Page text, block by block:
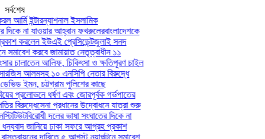
সর্বশেষ
ইন্টারন্যাশনাল ইসলামিক
দিকে না যাওয়ার আহ্বান ফখরুলেরবাংলাদেশকে
করলেন ইউএই প্রেসিডেন্টজুলাই সনদ
করবে জামায়াত নেতৃত্বাধীন ১১
চালাতেন আলিফ, চিকিৎসা ও ক্ষতিপূরণ চাইল
আলমসহ ১০ এনসিপি নেতার বিরুদ্ধে
ইমন, চট্টগ্রাম পুলিশের কাছে
প্রলোভনে ধর্ষণ এবং জোরপূর্বক গর্ভপাতের
বিরুদ্ধেসেনা প্রধানের উদ্বোধনে যাত্রা শুরু
বিরোধী দলের ভাষা সংঘাতের দিকে না
জানিয়ে ঢাকা সফরে আগ্রহ প্রকাশ
দাবিতে ৫ আগস্ট নয়াপল্টনে সমাবেশ